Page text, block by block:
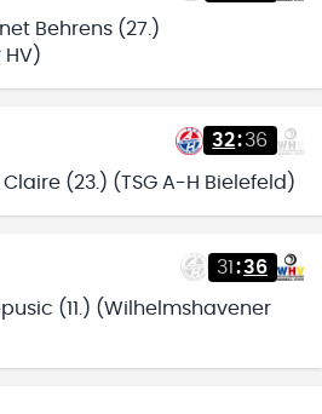
Behrens (27.)
32:36
(23.) (TSG A-H Bielefeld)
31 :36
(11.) (Wilhelmshavener